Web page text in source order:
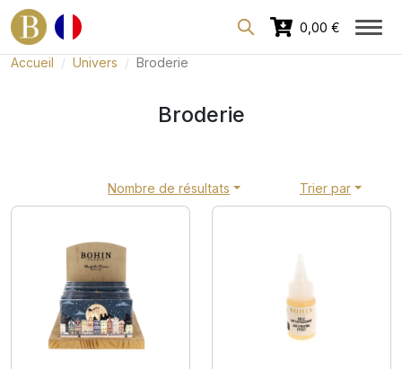
Espace dédié aux professionnels
0,00 €
Accueil Univers Broderie
Broderie
Trier par
Nombre de résultats